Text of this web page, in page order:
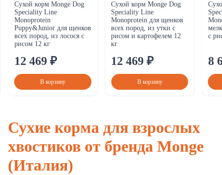
Сухой корм Monge Dog
Speciality Line
Monoprotein
Puppy&Junior для щенков
всех пород, из лосося с
рисом 12 кг
12 469 ₽
В корзину
Сухой корм Monge Dog
Speciality Line
Monoprotein для щенков
всех пород, из утки с
рисом и картофелем 12
кг
12 469 ₽
В корзину
с
8
Сухие корма для взрослых
хвостиков от бренда Monge
(Италия)